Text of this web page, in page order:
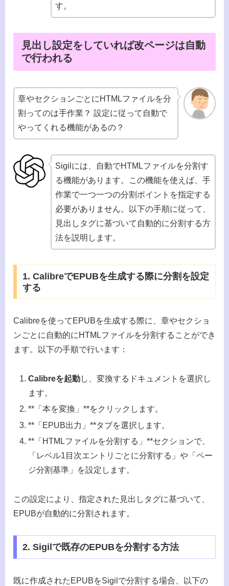
す。
見出し設定をしていれば改ページは自動
で行われる
章やセクションごとにHTMLファイルを分
割ってのは手作業？ 設定に従って自動で
やってくれる機能があるの？
Sigilには、自動でHTMLファイルを分割す
る機能があります。この機能を使えば、手
作業で一つ一つの分割ポイントを指定する
必要がありません。以下の手順に従って、
見出しタグに基づいて自動的に分割する方
法を説明します。
1. CalibreでEPUBを生成する際に分割を設定
する
Calibreを使ってEPUBを生成する際に、章やセクショ
ンごとに自動的にHTMLファイルを分割することができ
ます。以下の手順で行います：
Calibreを起動し、変換するドキュメントを選択し
ます。
**「本を変換」**をクリックします。
**「EPUB出力」**タブを選択します。
**「HTMLファイルを分割する」**セクションで、
「レベル1目次エントリごとに分割する」や「ペー
ジ分割基準」を設定します。
この設定により、指定された見出しタグに基づいて、
EPUBが自動的に分割されます。
2. Sigilで既存のEPUBを分割する方法
既に作成されたEPUBをSigilで分割する場合、以下の